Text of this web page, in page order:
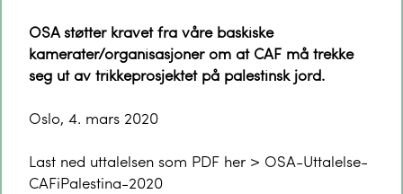
OSA støtter kravet fra våre baskiske
kamerater/organisasjoner om at CAF må trekke
seg ut av trikkeprosjektet på palestinsk jord.
Oslo, 4. mars 2020
Last ned uttalelsen som PDF her > OSA-Uttalelse-
CAFiPalestina-2020